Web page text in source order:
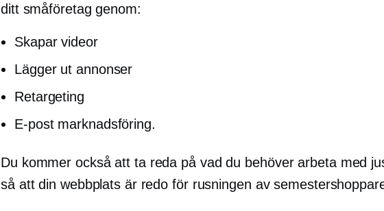
ditt småföretag genom:
Skapar videor
Lägger ut annonser
Retargeting
E-post marknadsföring.
Du kommer också att ta reda på vad du behöver arbeta med
så att din webbplats är redo för rusningen av